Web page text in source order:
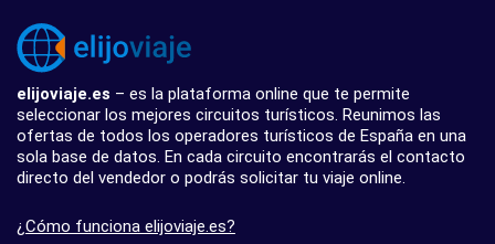
elijoviaje.es – es la plataforma online que te permite
seleccionar los mejores circuitos turísticos. Reunimos las
ofertas de todos los operadores turísticos de España en una
sola base de datos. En cada circuito encontrarás el contacto
directo del vendedor o podrás solicitar tu viaje online.
¿Cómo funciona elijoviaje.es?